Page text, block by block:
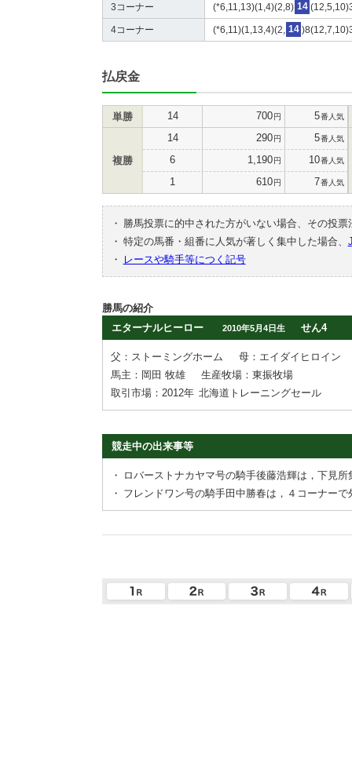
3コーナー (*6,11,13)(1,4)(2,8) 14
4コーナー (*6,11)(1,13,4)(2, 14
払戻金
単勝 14 700円 5番人気
複勝
14 290円 5番人気
6 1,190円 10番人気
1 610円 7番人気
・
勝馬投票に的中された方がいない場合、その投
・ 特定の馬番・組番に人気が著しく集中した場合、
・
レースや騎手等につく記号
勝馬の紹介
エターナルヒーロー
2010年5月4日生 せん4
父：ストーミングホーム
母：エイダイヒロイン
馬主：岡田 牧雄
生産牧場：東振牧場
取引市場：2012年 北海道トレーニングセール
競走中の出来事等
・
ロバーストナカヤマ号の騎手後藤浩輝は，下見
・ フレンドワン号の騎手田中勝春は，４コーナー